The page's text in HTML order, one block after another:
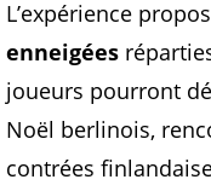
L’expérience
enneigées
joueurs pourront
Noël berlinois,
contrées